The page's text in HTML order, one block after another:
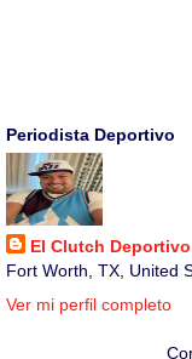
Periodista Deportivo
El Clutch
Fort Worth, TX, United
Ver mi perfil completo